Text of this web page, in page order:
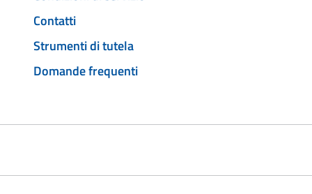
Contatti
Strumenti di tutela
Domande frequenti